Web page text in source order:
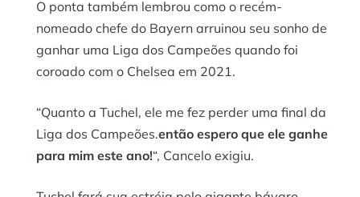
O ponta também lembrou como o recém-
nomeado chefe do Bayern arruinou seu sonho de
ganhar uma Liga dos Campeões quando foi
coroado com o Chelsea em 2021.
“Quanto a Tuchel, ele me fez perder uma final da
Liga dos Campeões.então espero que ele ganhe
para mim este ano!“, Cancelo exigiu.